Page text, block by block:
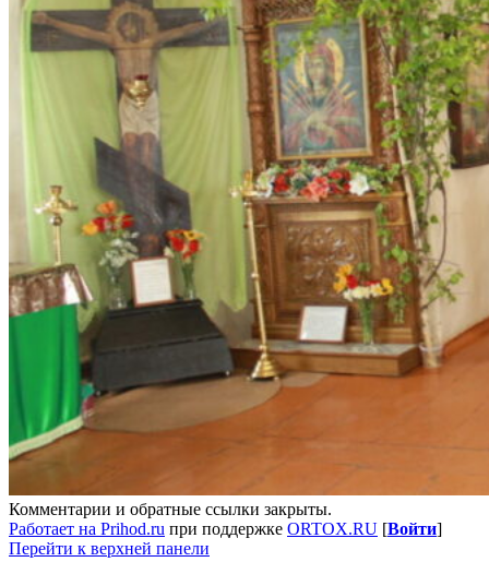
Комментарии и обратные ссылки закрыты.
Работает на Prihod.ru при поддержке ORTOX.RU [Войти]
Перейти к верхней панели